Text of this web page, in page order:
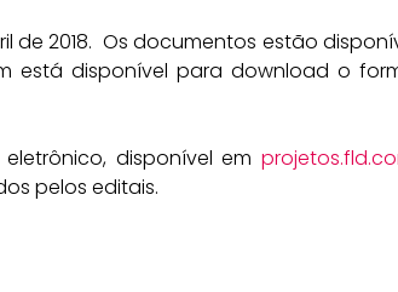
de 2018. Os documentos estão
está disponível para download o
disponível em
pelos editais.